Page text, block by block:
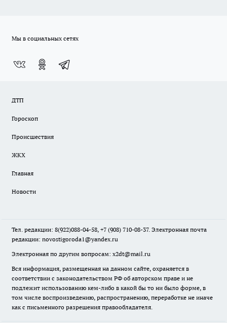
Мы в социальных сетях
ДТП
Гороскоп
Происшествия
ЖКХ
Главная
Новости
Тел. редакции: 8(922)088-04-58, +7 (908) 710-08-37. Электронная почта
редакции: novostigoroda1@yandex.ru
Электронная по другим вопросам: x2dt@mail.ru
Вся информация, размещенная на данном сайте, охраняется в
соответствии с законодательством РФ об авторском праве и не
подлежит использованию кем-либо в какой бы то ни было форме, в
том числе воспроизведению, распространению, переработке не иначе
как с письменного разрешения правообладателя.